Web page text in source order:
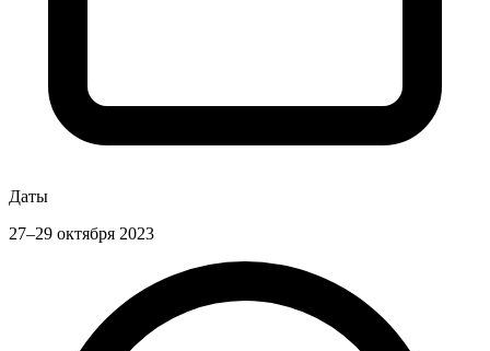
Даты
27–29 октября 2023